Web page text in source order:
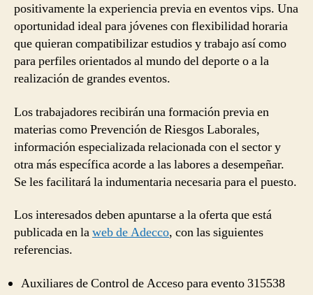
positivamente la experiencia previa en eventos vips. Una
oportunidad ideal para jóvenes con flexibilidad horaria
que quieran compatibilizar estudios y trabajo así como
para perfiles orientados al mundo del deporte o a la
realización de grandes eventos.
Los trabajadores recibirán una formación previa en
materias como Prevención de Riesgos Laborales,
información especializada relacionada con el sector y
otra más específica acorde a las labores a desempeñar.
Se les facilitará la indumentaria necesaria para el puesto.
Los interesados deben apuntarse a la oferta que está
publicada en laweb de Adecco, con las siguientes
referencias.
Auxiliares de Control de Acceso para evento 315538